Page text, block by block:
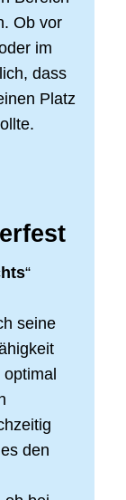
Ob vor
im
dass
Platz
“
seine
den